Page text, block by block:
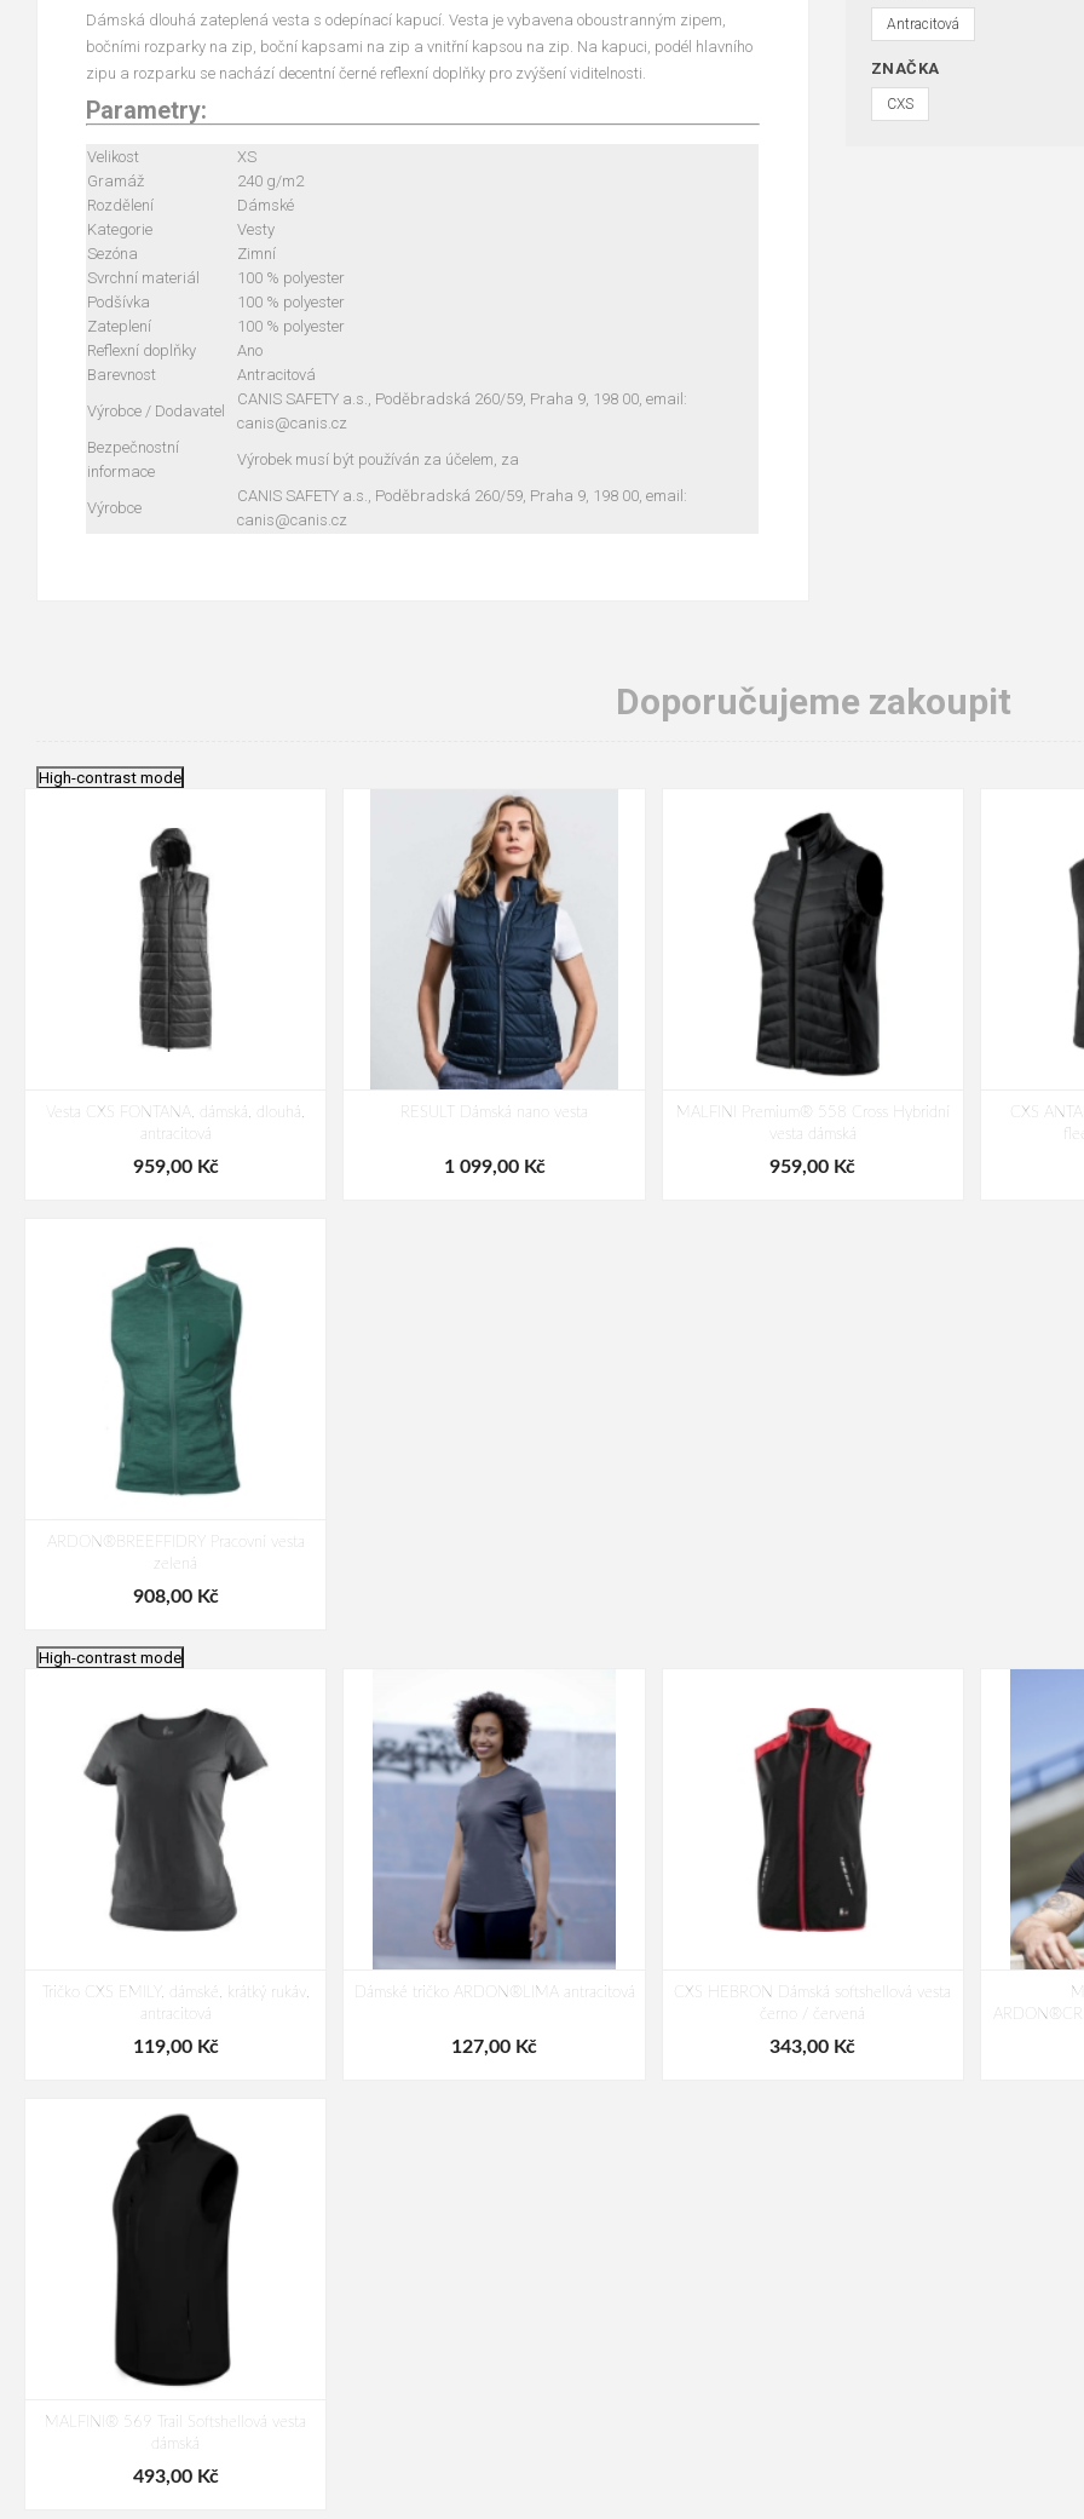
Dámská dlouhá zateplená vesta s odepínací kapucí. Vesta je vybavena oboustranným zipem,
bočními rozparky na zip, boční kapsami na zip a vnitřní kapsou na zip. Na kapuci, podél hlavního
zipu a rozparku se nachází decentní černé reflexní doplňky pro zvýšení viditelnosti.
Parametry:
Velikost
XS
Gramáž
240 g/m2
Rozdělení
Dámské
Kategorie
Vesty
Sezóna
Zimní
Svrchní materiál
100 % polyester
Podšívka
100 % polyester
Zateplení
100 % polyester
Reflexní doplňky
Ano
Barevnost
Antracitová
Výrobce / Dodavatel
CANIS SAFETY a.s., Poděbradská 260/59, Praha 9, 198 00, email:
canis@canis.cz
Bezpečnostní
informace
Výrobek musí být používán za účelem, za
Výrobce
CANIS SAFETY a.s., Poděbradská 260/59, Praha 9, 198 00, email:
canis@canis.cz
Antracitová
ZNAČKA
CXS
Doporučujeme zakoupit
High-contrast mode
Vesta CXS FONTANA, dámská, dlouhá,
antracitová
959,00 Kč
RESULT Dámská nano vesta
1 099,00 Kč
MALFINI Premium® 558 Cross Hybridní
vesta dámská
959,00 Kč
CXS
ARDON®BREEFFIDRY Pracovní vesta
zelená
908,00 Kč
High-contrast mode
Tričko CXS EMILY, dámské, krátký rukáv,
antracitová
119,00 Kč
Dámské tričko ARDON®LIMA antracitová
127,00 Kč
CXS HEBRON Dámská softshellová vesta
černo / červená
343,00 Kč
MALFINI® 569 Trail Softshellová vesta
dámská
493,00 Kč